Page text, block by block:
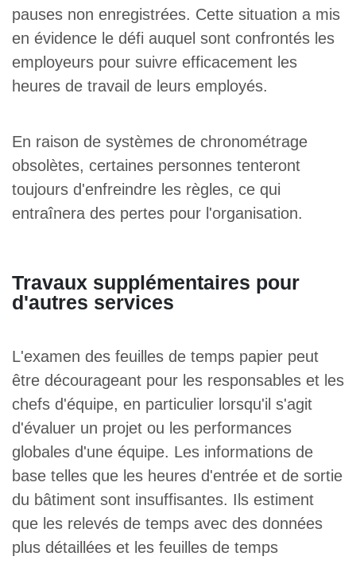
pauses non enregistrées. Cette situation a mis
en évidence le défi auquel sont confrontés les
employeurs pour suivre efficacement les
heures de travail de leurs employés.
En raison de systèmes de chronométrage
obsolètes, certaines personnes tenteront
toujours d'enfreindre les règles, ce qui
entraînera des pertes pour l'organisation.
Travaux supplémentaires pour
d'autres services
L'examen des feuilles de temps papier peut
être décourageant pour les responsables et les
chefs d'équipe, en particulier lorsqu'il s'agit
d'évaluer un projet ou les performances
globales d'une équipe. Les informations de
base telles que les heures d'entrée et de sortie
du bâtiment sont insuffisantes. Ils estiment
que les relevés de temps avec des données
plus détaillées et les feuilles de temps